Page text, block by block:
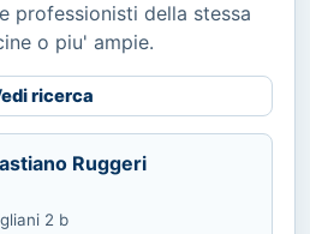
professionisti della stessa
o piu' ampie.
ricerca
Ruggeri
2 b